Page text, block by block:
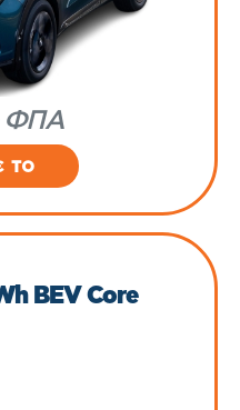
ΦΠΑ
το
BEV Core